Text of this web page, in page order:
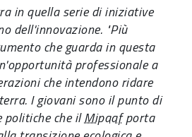
in quella serie di iniziative
dell'innovazione. "Più
che guarda in questa
professionale a
che intendono ridare
I giovani sono il punto di
che ilMipaafporta